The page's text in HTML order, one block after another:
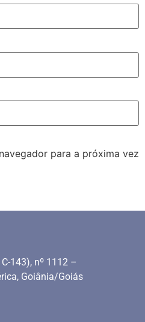
para a próxima vez
143), nº 1112 –
Goiânia/Goiás